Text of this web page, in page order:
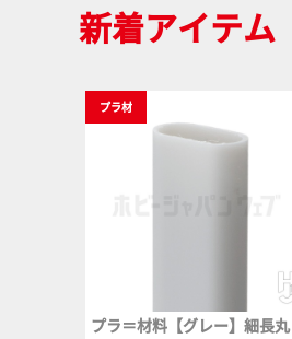
新着アイテム
プラ材
プラ＝材料【グレー】細長丸